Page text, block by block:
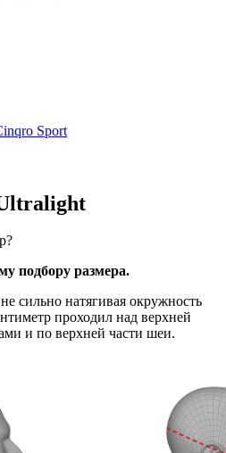
Sport
подбору размера.
сильно натягивая окружность
проходил над верхней
и по верхней части шеи.